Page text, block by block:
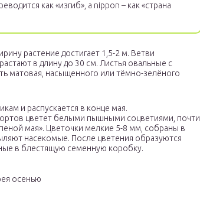
как «изгиб», а nippon – как «страна
растение достигает 1,5-2 м. Ветви
в длину до 30 см. Листья овальные с
матовая, насыщенного или тёмно-зелёного
и распускается в конце мая.
цветет белыми пышными соцветиями, почти
мая». Цветочки мелкие 5-8 мм, собраны в
насекомые. После цветения образуются
в блестящую семенную коробку.
осенью